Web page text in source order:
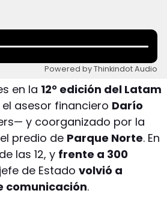
Powered by Thinkindot Audio
en la 12° edición del Latam
asesor financiero Darío
y coorganizado por la
predio de Parque Norte. En
las 12, y frente a 300
de Estadovolvió a
comunicación.